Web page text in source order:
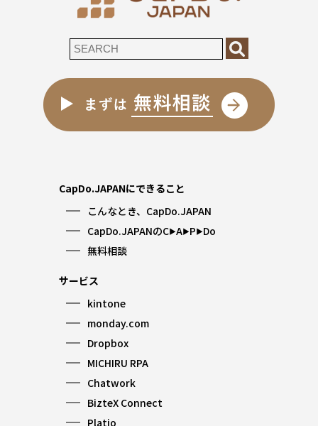
CapDo.JAPANにできること
こんなとき、CapDo.JAPAN
CapDo.JAPANのC▶︎A▶︎P▶︎Do
無料相談
サービス
kintone
monday.com
Dropbox
MICHIRU RPA
Chatwork
BizteX Connect
Platio